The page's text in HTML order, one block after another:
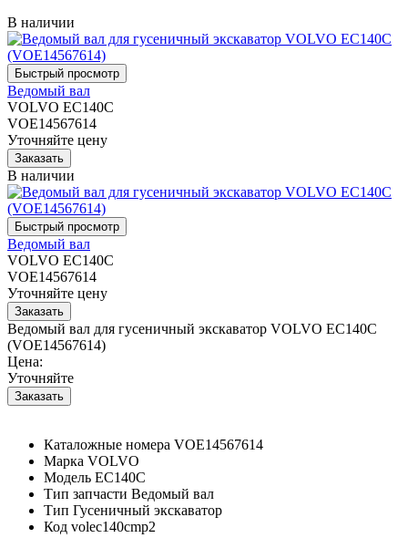
В наличии
Ведомый вал
VOLVO EC140C
VOE14567614
Уточняйте цену
В наличии
Ведомый вал
VOLVO EC140C
VOE14567614
Уточняйте цену
Ведомый вал для гусеничный экскаватор VOLVO EC140C
(VOE14567614)
Цена:
Уточняйте
Каталожные номера VOE14567614
Марка VOLVO
Модель EC140C
Тип запчасти Ведомый вал
Тип Гусеничный экскаватор
Код volec140cmp2